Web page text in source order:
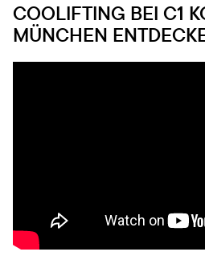
COOLIFTING BEI C1
MÜNCHEN